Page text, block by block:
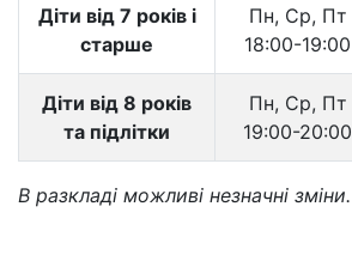
Діти від 7 років і
старше
Пн, Ср, Пт
18:00-19:00
Діти від 8 років
та підлітки
Пн, Ср, Пт
19:00-20:00
В разкладі можливі незначні зміни.